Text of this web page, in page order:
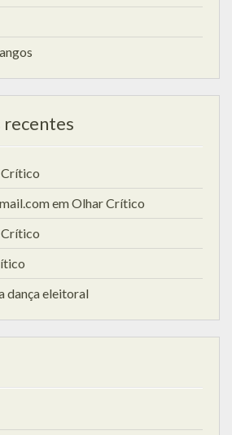
emOlhar Crítico
dança eleitoral